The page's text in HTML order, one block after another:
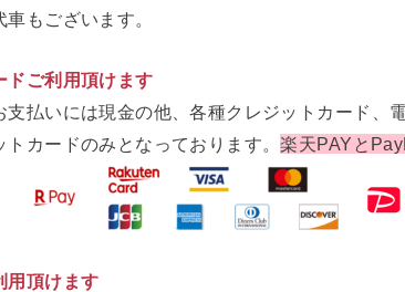
車もございます。
ご利用頂けます
支払いには現金の他、各種クレジットカード、
トカードのみとなっております。楽天PAYと
用頂けます